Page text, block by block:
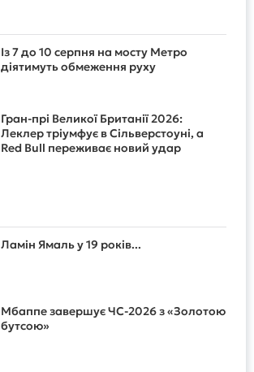
Із 7 до 10 серпня на мосту Метро
діятимуть обмеження руху
Гран-прі Великої Британії 2026:
Леклер тріумфує в Сільверстоуні, а
Red Bull переживає новий удар
Ламін Ямаль у 19 років...
Мбаппе завершує ЧС-2026 з «Золотою
бутсою»